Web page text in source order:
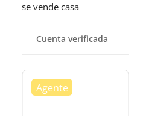
se vende casa
Cuenta verificada